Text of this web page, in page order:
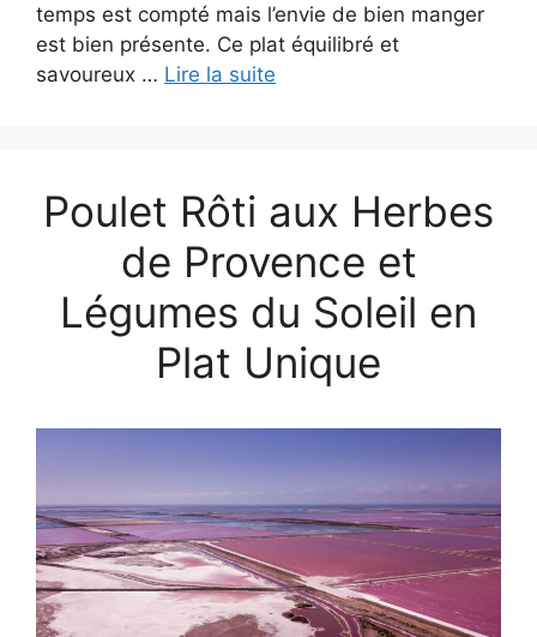
temps est compté mais l’envie de bien manger
est bien présente. Ce plat équilibré et
savoureux … Lire la suite
Poulet Rôti aux Herbes
de Provence et
Légumes du Soleil en
Plat Unique